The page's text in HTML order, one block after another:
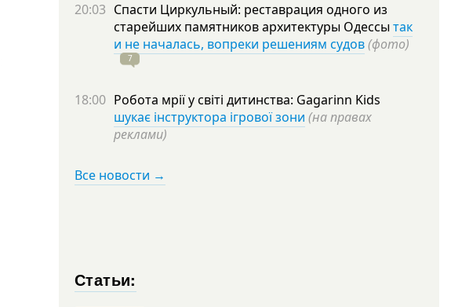
20:03 Спасти Циркульный: реставрация одного из
старейших памятников архитектуры Одессы так
и не началась, вопреки решениям судов(фото)
7
18:00 Робота мрії у світі дитинства: Gagarinn Kids
шукає інструктора ігрової зони (на правах
реклами)
Все новости →
Статьи: